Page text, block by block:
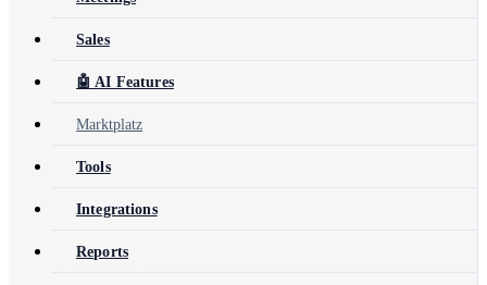
Sales
🤖 AI Features
Marktplatz
Tools
Integrations
Reports